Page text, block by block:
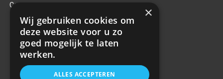
Contact
+31(0)85 486 83 17
info@rrparts.nl
Klantenservice
×
Wij gebruiken cookies om
deze website voor u zo
goed mogelijk te laten
werken.
ALLES ACCEPTEREN